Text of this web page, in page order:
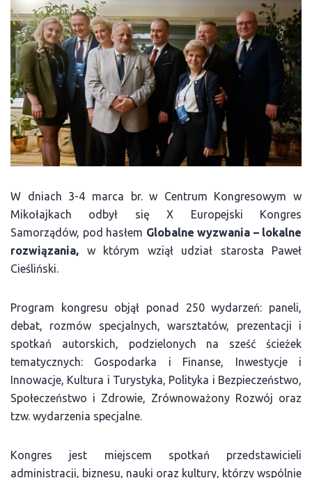
W dniach 3-4 marca br. w Centrum Kongresowym w
Mikołajkach odbył się X Europejski Kongres
Samorządów, pod hasłem Globalne wyzwania – lokalne
rozwiązania, w którym wziął udział starosta Paweł
Cieśliński.
Program kongresu objął ponad 250 wydarzeń: paneli,
debat, rozmów specjalnych, warsztatów, prezentacji i
spotkań autorskich, podzielonych na sześć ścieżek
tematycznych: Gospodarka i Finanse, Inwestycje i
Innowacje, Kultura i Turystyka, Polityka i Bezpieczeństwo,
Społeczeństwo i Zdrowie, Zrównoważony Rozwój oraz
tzw. wydarzenia specjalne.
Kongres jest miejscem spotkań przedstawicieli
administracji, biznesu, nauki oraz kultury, którzy wspólnie